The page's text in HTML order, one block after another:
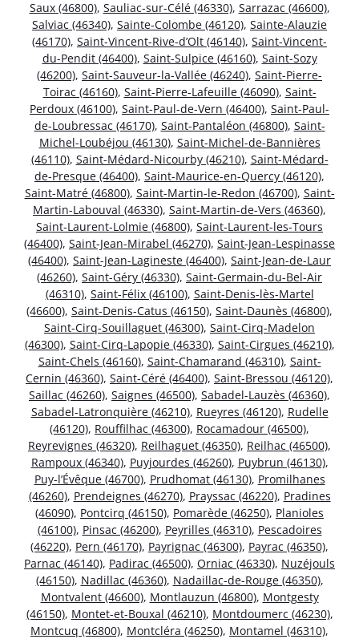
Saux (46800), Sauliac-sur-Célé (46330), Sarrazac (46600),
Salviac (46340), Sainte-Colombe (46120), Sainte-Alauzie
(46170), Saint-Vincent-Rive-d’Olt (46140), Saint-Vincent-
du-Pendit (46400), Saint-Sulpice (46160), Saint-Sozy
(46200), Saint-Sauveur-la-Vallée (46240), Saint-Pierre-
Toirac (46160), Saint-Pierre-Lafeuille (46090), Saint-
Perdoux (46100), Saint-Paul-de-Vern (46400), Saint-Paul-
de-Loubressac (46170), Saint-Pantaléon (46800), Saint-
Michel-Loubéjou (46130), Saint-Michel-de-Bannières
(46110), Saint-Médard-Nicourby (46210), Saint-Médard-
de-Presque (46400), Saint-Maurice-en-Quercy (46120),
Saint-Matré (46800), Saint-Martin-le-Redon (46700), Saint-
Martin-Labouval (46330), Saint-Martin-de-Vers (46360),
Saint-Laurent-Lolmie (46800), Saint-Laurent-les-Tours
(46400), Saint-Jean-Mirabel (46270), Saint-Jean-Lespinasse
(46400), Saint-Jean-Lagineste (46400), Saint-Jean-de-Laur
(46260), Saint-Géry (46330), Saint-Germain-du-Bel-Air
(46310), Saint-Félix (46100), Saint-Denis-lès-Martel
(46600), Saint-Denis-Catus (46150), Saint-Daunès (46800),
Saint-Cirq-Souillaguet (46300), Saint-Cirq-Madelon
(46300), Saint-Cirq-Lapopie (46330), Saint-Cirgues (46210),
Saint-Chels (46160), Saint-Chamarand (46310), Saint-
Cernin (46360), Saint-Céré (46400), Saint-Bressou (46120),
Saillac (46260), Saignes (46500), Sabadel-Lauzès (46360),
Sabadel-Latronquière (46210), Rueyres (46120), Rudelle
(46120), Rouffilhac (46300), Rocamadour (46500),
Reyrevignes (46320), Reilhaguet (46350), Reilhac (46500),
Rampoux (46340), Puyjourdes (46260), Puybrun (46130),
Puy-l’Évêque (46700), Prudhomat (46130), Promilhanes
(46260), Prendeignes (46270), Prayssac (46220), Pradines
(46090), Pontcirq (46150), Pomarède (46250), Planioles
(46100), Pinsac (46200), Peyrilles (46310), Pescadoires
(46220), Pern (46170), Payrignac (46300), Payrac (46350),
Parnac (46140), Padirac (46500), Orniac (46330), Nuzéjouls
(46150), Nadillac (46360), Nadaillac-de-Rouge (46350),
Montvalent (46600), Montlauzun (46800), Montgesty
(46150), Montet-et-Bouxal (46210), Montdoumerc (46230),
Montcuq (46800), Montcléra (46250), Montamel (46310),